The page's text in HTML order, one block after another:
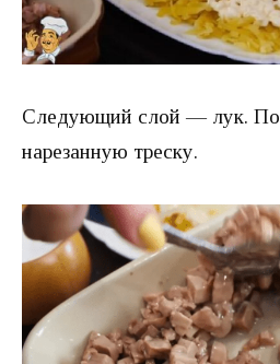
Следующий слой — лук.
нарезанную треску.